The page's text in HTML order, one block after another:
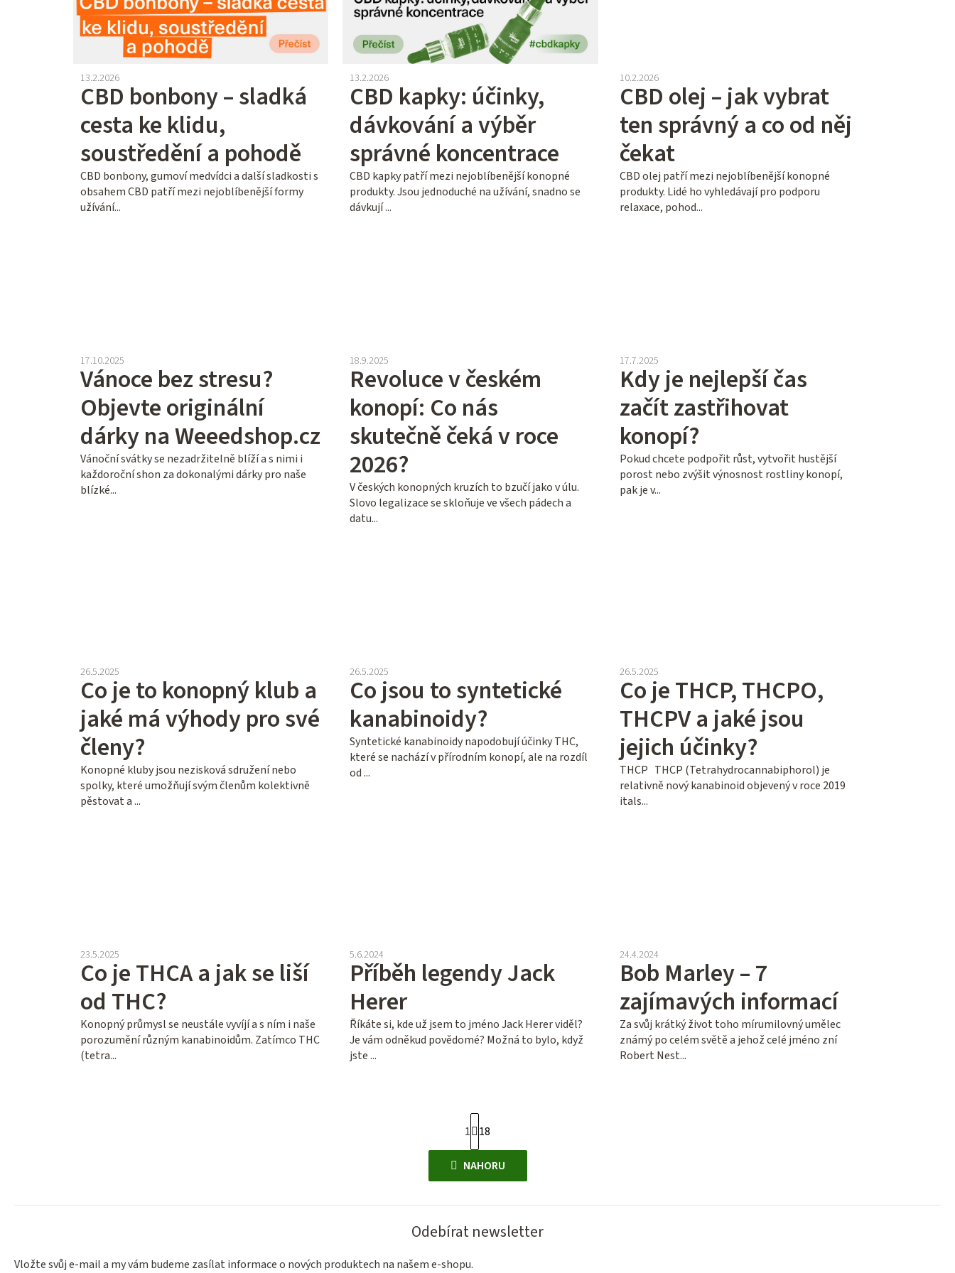
ý
p
s
č
á
n
CBD bonbony – sladká
cesta ke klidu,
soustředění a pohodě
13.2.2026
CBD bonbony, gumoví medvídci a další sladkosti s
obsahem CBD patří mezi nejoblíbenější formy
užívání...
CBD kapky: účinky,
dávkování a výběr
správné koncentrace
13.2.2026
CBD kapky patří mezi nejoblíbenější konopné
produkty. Jsou jednoduché na užívání, snadno se
dávkují ...
CBD olej – jak vybrat
ten správný a co od něj
čekat
10.2.2026
CBD olej patří mezi nejoblíbenější konopné
produkty. Lidé ho vyhledávají pro podporu
relaxace, pohod...
Vánoce bez stresu?
Objevte originální
dárky na Weeedshop.cz
17.10.2025
Vánoční svátky se nezadržitelně blíží a s nimi i
každoroční shon za dokonalými dárky pro naše
blízké...
Revoluce v českém
konopí: Co nás
skutečně čeká v roce
2026?
18.9.2025
V českých konopných kruzích to bzučí jako v úlu.
Slovo legalizace se skloňuje ve všech pádech a
datu...
Kdy je nejlepší čas
začít zastřihovat
konopí?
17.7.2025
Pokud chcete podpořit růst, vytvořit hustější
porost nebo zvýšit výnosnost rostliny konopí,
pak je v...
Co je to konopný klub a
jaké má výhody pro své
členy?
26.5.2025
Konopné kluby jsou nezisková sdružení nebo
spolky, které umožňují svým členům kolektivně
pěstovat a ...
Co jsou to syntetické
kanabinoidy?
26.5.2025
Syntetické kanabinoidy napodobují účinky THC,
které se nachází v přírodním konopí, ale na rozdíl
od ...
Co je THCP, THCPO,
THCPV a jaké jsou
jejich účinky?
26.5.2025
THCP THCP (Tetrahydrocannabiphorol) je
relativně nový kanabinoid objevený v roce 2019
itals...
Co je THCA a jak se liší
od THC?
23.5.2025
Konopný průmysl se neustále vyvíjí a s ním i naše
porozumění různým kanabinoidům. Zatímco THC
(tetra...
Příběh legendy Jack
Herer
5.6.2024
Říkáte si, kde už jsem to jméno Jack Herer viděl?
Je vám odněkud povědomé? Možná to bylo, když
jste ...
Bob Marley – 7
zajímavých informací
24.4.2024
Za svůj krátký život toho mírumilovný umělec
známý po celém světě a jehož celé jméno zní
Robert Nest...
O
v
d
S
t
r
á
k
v
1 18
NAHORU
Odebírat newsletter
Vložte svůj e-mail a my vám budeme zasílat informace o nových produktech na našem e-shopu.